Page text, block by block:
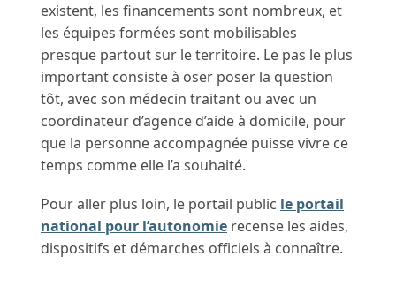
existent, les financements sont nombreux, et
les équipes formées sont mobilisables
presque partout sur le territoire. Le pas le plus
important consiste à oser poser la question
tôt, avec son médecin traitant ou avec un
coordinateur d’agence d’aide à domicile, pour
que la personne accompagnée puisse vivre ce
temps comme elle l’a souhaité.
Pour aller plus loin, le portail public le portail
national pour l’autonomie recense les aides,
dispositifs et démarches officiels à connaître.